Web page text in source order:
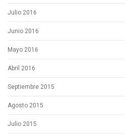
Julio 2016
Junio 2016
Mayo 2016
Abril 2016
Septiembre 2015
Agosto 2015
Julio 2015